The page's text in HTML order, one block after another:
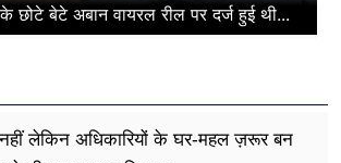
छोटे बेटे अबान वायरल रील पर दर्ज हुई थी...
लेकिन अधिकारियों के घर-महल ज़रूर बन